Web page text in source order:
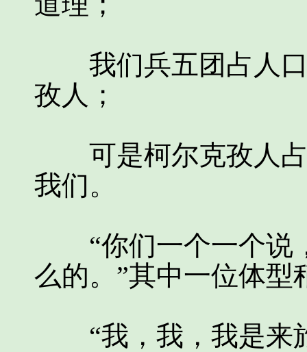
我们兵五团占人口
孜人；
可是柯尔克孜人占
我们。
“你们一个一个说
么的。”其中一位体型
“我，我，我是来